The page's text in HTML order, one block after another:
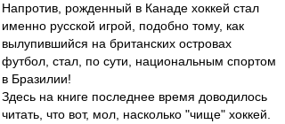
Напротив, рожденный в Канаде хоккей стал
именно русской игрой, подобно тому, как
вылупившийся на британских островах
футбол, стал, по сути, национальным спортом
в Бразилии!
Здесь на книге последнее время доводилось
читать, что вот, мол, насколько "чище" хоккей.